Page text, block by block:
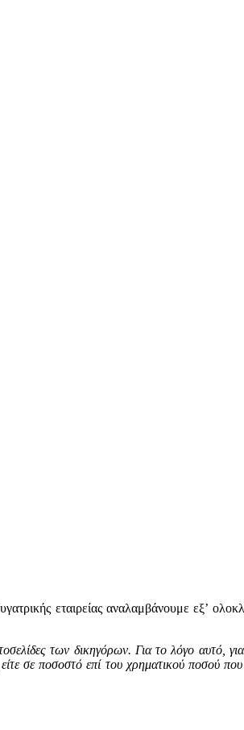
εταιρείας αναλαμβάνουμε εξ’
των δικηγόρων. Για το λόγο αυτό, για
σε ποσοστό επί του χρηματικού ποσού που